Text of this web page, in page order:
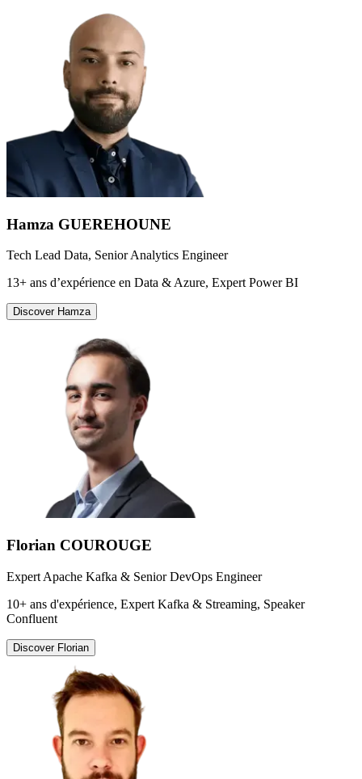
Hamza GUEREHOUNE
Tech Lead Data, Senior Analytics Engineer
13+ ans d’expérience en Data & Azure, Expert Power BI
Discover Hamza
Florian COUROUGE
Expert Apache Kafka & Senior DevOps Engineer
10+ ans d'expérience, Expert Kafka & Streaming, Speaker
Confluent
Discover Florian